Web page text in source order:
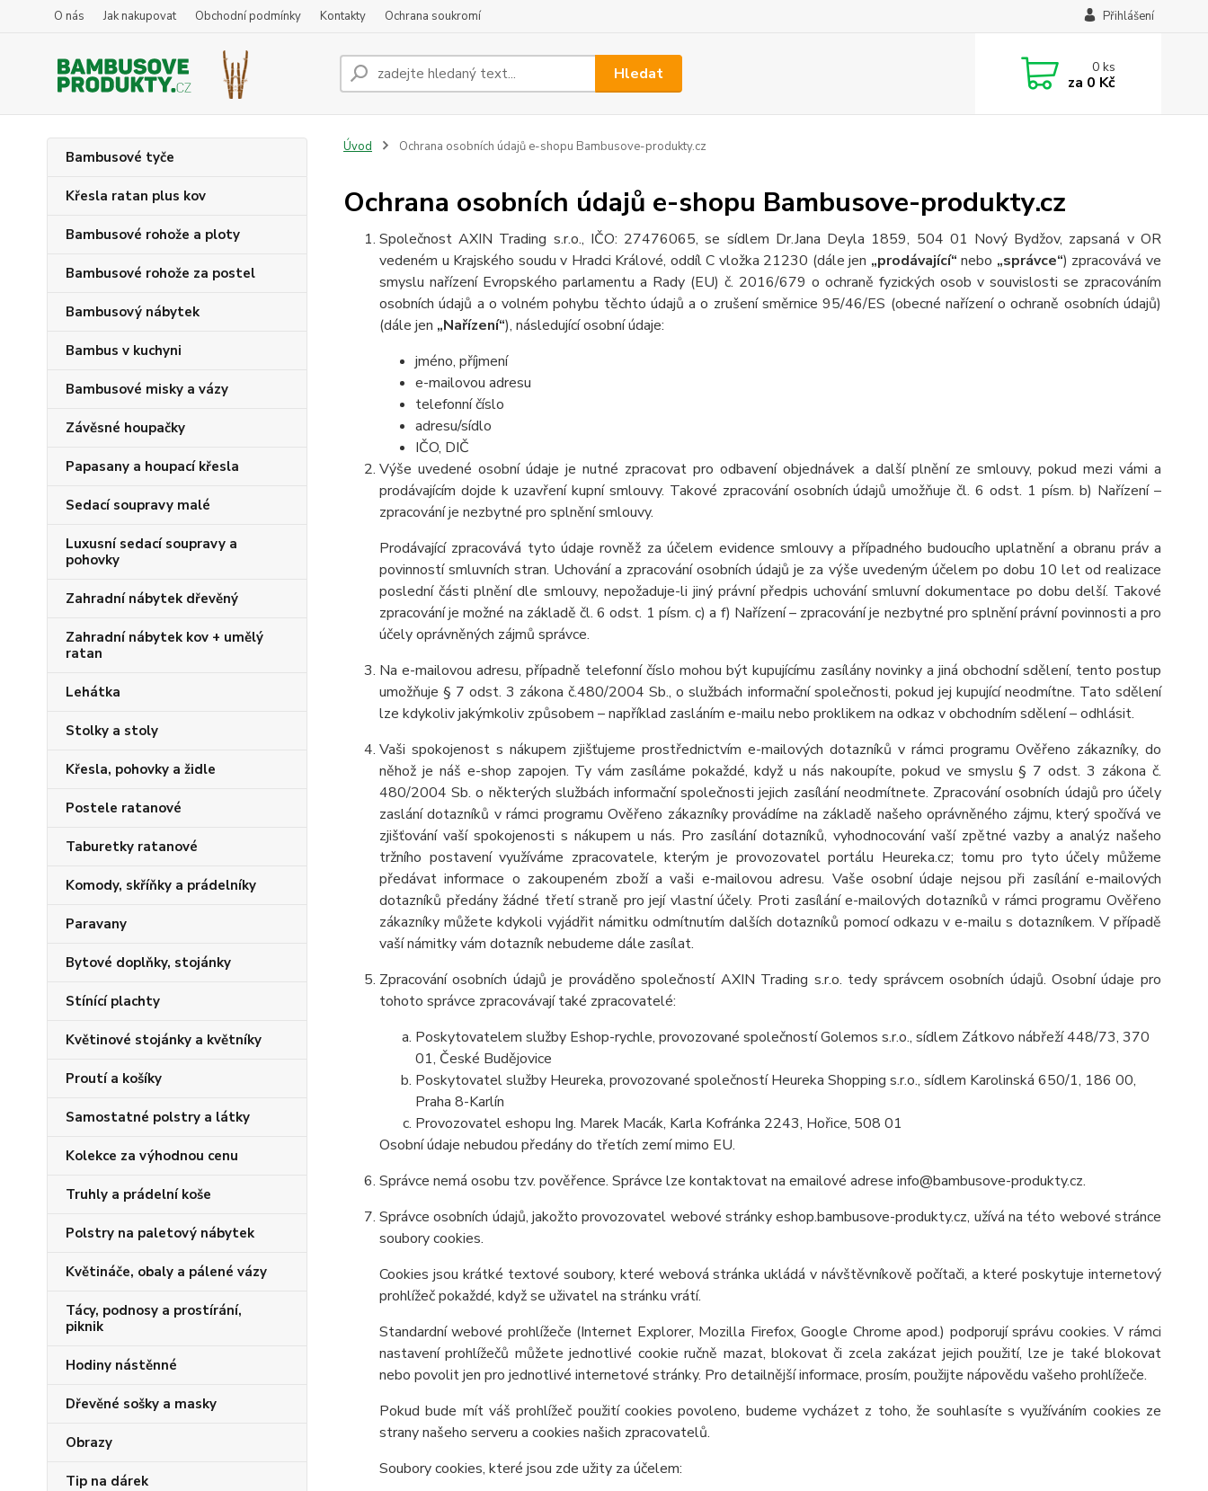
O nás Jak nakupovat Obchodní podmínky Kontakty Ochrana soukromí Přihlášení
Hledat 0ks
za 0 Kč
Bambusové tyče
Křesla ratan plus kov
Bambusové rohože a ploty
Bambusové rohože za postel
Bambusový nábytek
Bambus v kuchyni
Bambusové misky a vázy
Závěsné houpačky
Papasany a houpací křesla
Sedací soupravy malé
Luxusní sedací soupravy a
pohovky
Zahradní nábytek dřevěný
Zahradní nábytek kov + umělý
ratan
Lehátka
Stolky a stoly
Křesla, pohovky a židle
Postele ratanové
Taburetky ratanové
Komody, skříňky a prádelníky
Paravany
Bytové doplňky, stojánky
Stínící plachty
Květinové stojánky a květníky
Proutí a košíky
Samostatné polstry a látky
Kolekce za výhodnou cenu
Truhly a prádelní koše
Polstry na paletový nábytek
Květináče, obaly a pálené vázy
Tácy, podnosy a prostírání,
piknik
Hodiny nástěnné
Dřevěné sošky a masky
Obrazy
Tip na dárek
Úvod Ochrana osobních údajů e-shopu Bambusove-produkty.cz
Ochrana osobních údajů e-shopu Bambusove-produkty.cz
Společnost AXIN Trading s.r.o., IČO: 27476065, se sídlem Dr.Jana Deyla 1859, 504 01 Nový Bydžov, zapsaná v OR
vedeném u Krajského soudu v Hradci Králové, oddíl C vložka 21230 (dále jen „prodávající“ nebo „správce“) zpracovává ve
smyslu nařízení Evropského parlamentu a Rady (EU) č. 2016/679 o ochraně fyzických osob v souvislosti se zpracováním
osobních údajů a o volném pohybu těchto údajů a o zrušení směrnice 95/46/ES (obecné nařízení o ochraně osobních údajů)
(dále jen „Nařízení“), následující osobní údaje:
jméno, příjmení
e-mailovou adresu
telefonní číslo
adresu/sídlo
IČO, DIČ
Výše uvedené osobní údaje je nutné zpracovat pro odbavení objednávek a další plnění ze smlouvy, pokud mezi vámi a
prodávajícím dojde k uzavření kupní smlouvy. Takové zpracování osobních údajů umožňuje čl. 6 odst. 1 písm. b) Nařízení –
zpracování je nezbytné pro splnění smlouvy.
Prodávající zpracovává tyto údaje rovněž za účelem evidence smlouvy a případného budoucího uplatnění a obranu práv a
povinností smluvních stran. Uchování a zpracování osobních údajů je za výše uvedeným účelem po dobu 10 let od realizace
poslední části plnění dle smlouvy, nepožaduje-li jiný právní předpis uchování smluvní dokumentace po dobu delší. Takové
zpracování je možné na základě čl. 6 odst. 1 písm. c) a f) Nařízení – zpracování je nezbytné pro splnění právní povinnosti a pro
účely oprávněných zájmů správce.
Na e-mailovou adresu, případně telefonní číslo mohou být kupujícímu zasílány novinky a jiná obchodní sdělení, tento postup
umožňuje § 7 odst. 3 zákona č.480/2004 Sb., o službách informační společnosti, pokud jej kupující neodmítne. Tato sdělení
lze kdykoliv jakýmkoliv způsobem – například zasláním e-mailu nebo proklikem na odkaz v obchodním sdělení – odhlásit.
Vaši spokojenost s nákupem zjišťujeme prostřednictvím e-mailových dotazníků v rámci programu Ověřeno zákazníky, do
něhož je náš e-shop zapojen. Ty vám zasíláme pokaždé, když u nás nakoupíte, pokud ve smyslu § 7 odst. 3 zákona č.
480/2004 Sb. o některých službách informační společnosti jejich zasílání neodmítnete. Zpracování osobních údajů pro účely
zaslání dotazníků v rámci programu Ověřeno zákazníky provádíme na základě našeho oprávněného zájmu, který spočívá ve
zjišťování vaší spokojenosti s nákupem u nás. Pro zasílání dotazníků, vyhodnocování vaší zpětné vazby a analýz našeho
tržního postavení využíváme zpracovatele, kterým je provozovatel portálu Heureka.cz; tomu pro tyto účely můžeme
předávat informace o zakoupeném zboží a vaši e-mailovou adresu. Vaše osobní údaje nejsou při zasílání e-mailových
dotazníků předány žádné třetí straně pro její vlastní účely. Proti zasílání e-mailových dotazníků v rámci programu Ověřeno
zákazníky můžete kdykoli vyjádřit námitku odmítnutím dalších dotazníků pomocí odkazu v e-mailu s dotazníkem. V případě
vaší námitky vám dotazník nebudeme dále zasílat.
Zpracování osobních údajů je prováděno společností AXIN Trading s.r.o. tedy správcem osobních údajů. Osobní údaje pro
tohoto správce zpracovávají také zpracovatelé:
Poskytovatelem služby Eshop-rychle, provozované společností Golemos s.r.o., sídlem Zátkovo nábřeží 448/73, 370
01, České Budějovice
Poskytovatel služby Heureka, provozované společností Heureka Shopping s.r.o., sídlem Karolinská 650/1, 186 00,
Praha 8-Karlín
Provozovatel eshopu Ing. Marek Macák, Karla Kofránka 2243, Hořice, 508 01
Osobní údaje nebudou předány do třetích zemí mimo EU.
Správce nemá osobu tzv. pověřence. Správce lze kontaktovat na emailové adrese info@bambusove-produkty.cz.
Správce osobních údajů, jakožto provozovatel webové stránky eshop.bambusove-produkty.cz, užívá na této webové stránce
soubory cookies.
Cookies jsou krátké textové soubory, které webová stránka ukládá v návštěvníkově počítači, a které poskytuje internetový
prohlížeč pokaždé, když se uživatel na stránku vrátí.
Standardní webové prohlížeče (Internet Explorer, Mozilla Firefox, Google Chrome apod.) podporují správu cookies. V rámci
nastavení prohlížečů můžete jednotlivé cookie ručně mazat, blokovat či zcela zakázat jejich použití, lze je také blokovat
nebo povolit jen pro jednotlivé internetové stránky. Pro detailnější informace, prosím, použijte nápovědu vašeho prohlížeče.
Pokud bude mít váš prohlížeč použití cookies povoleno, budeme vycházet z toho, že souhlasíte s využíváním cookies ze
strany našeho serveru a cookies našich zpracovatelů.
Soubory cookies, které jsou zde užity za účelem: